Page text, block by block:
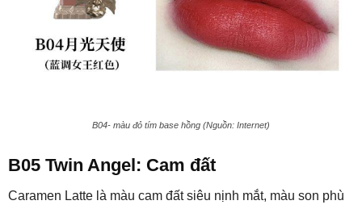
B04- màu đỏ tím base hồng (Nguồn: Internet)
B05 Twin Angel: Cam đất
Caramen Latte là màu cam đất siêu nịnh mắt, màu son phù